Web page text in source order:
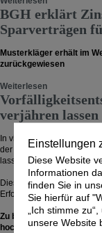
BGH erklärt
Sparverträgen
Musterkläger erhält im
zurückgewiesen
Weiterlesen
verjähren lassen
In vielen Fällen lohnt es
der von Banken
lassen.
Dies kann durch einen
Erfolgsbeteiligungsbasis
Zu beachten ist, dass
hoch berechneter und
Einstellungen
Diese Website
Informationen
finden Sie in
Sie hierfür auf
„Ich stimme
unsere Website